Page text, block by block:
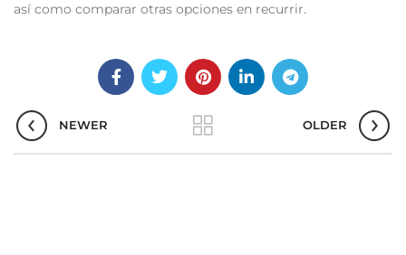
así­ como comparar otras opciones en recurrir.
NEWER OLDER